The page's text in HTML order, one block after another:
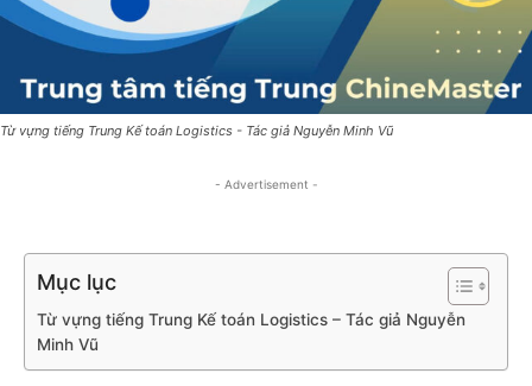
Từ vựng tiếng Trung Kế toán Logistics - Tác giả Nguyễn Minh Vũ
- Advertisement -
Mục lục
Từ vựng tiếng Trung Kế toán Logistics – Tác giả Nguyễn
Minh Vũ